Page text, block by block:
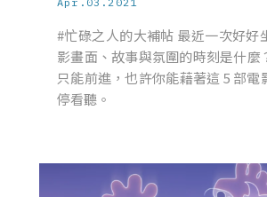
#忙碌之人的大補帖 最近一次好好
影畫面、故事與氛圍的時刻是什麼
只能前進，也許你能藉著這 5 部電
停看聽。